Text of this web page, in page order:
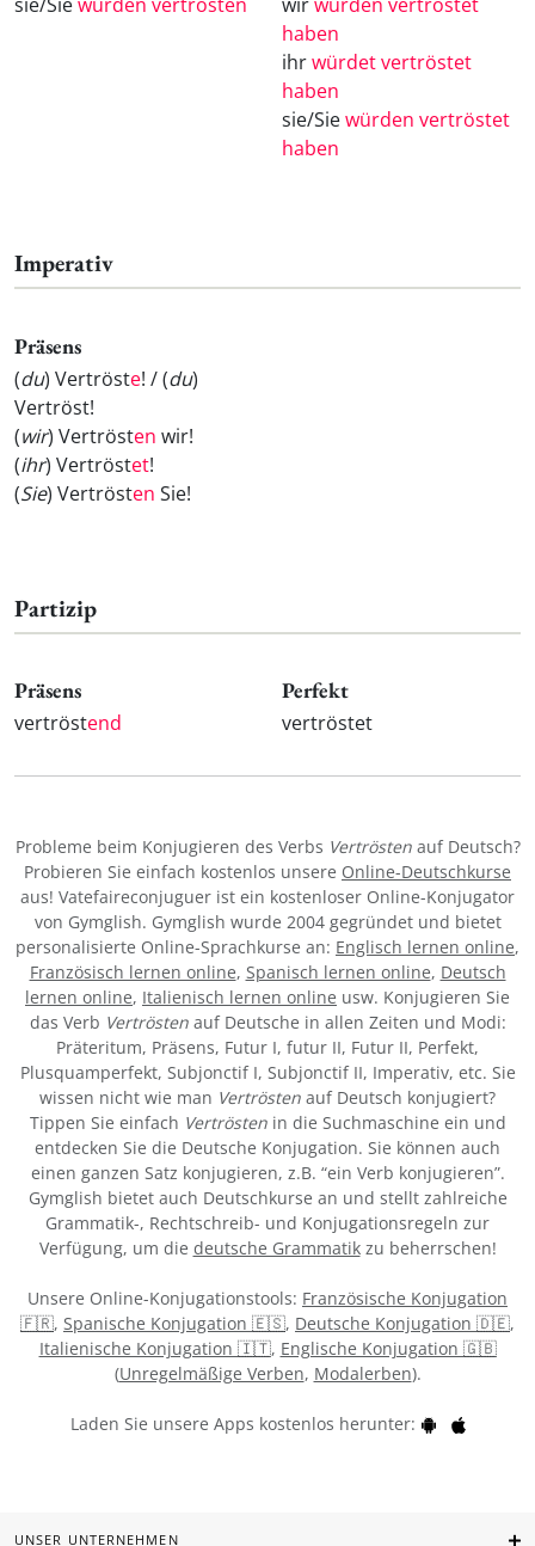
haben
ihrwürdet vertröstet
haben
sie/Siewürden vertröstet
haben
Imperativ
Präsens
(du) Vertröste! / (du)
Vertröst!
(wir) Vertrösten wir!
(ihr) Vertröstet!
(Sie) Vertrösten Sie!
Partizip
Präsens
vertröstend
Perfekt
vertröstet
Probleme beim Konjugieren des Verbs Vertröstenauf Deutsch?
Probieren Sie einfach kostenlos unsere Online-Deutschkurse
aus! Vatefaireconjuguer ist ein kostenloser Online-Konjugator
von Gymglish. Gymglish wurde 2004 gegründet und bietet
personalisierte Online-Sprachkurse an: Englisch lernen online,
Französisch lernen online, Spanisch lernen online, Deutsch
lernen online, Italienisch lernen online usw. Konjugieren Sie
das Verb Vertröstenauf Deutsche in allen Zeiten und Modi:
Präteritum, Präsens, Futur I, futur II, Futur II, Perfekt,
Plusquamperfekt, Subjonctif I, Subjonctif II, Imperativ, etc. Sie
wissen nicht wie man Vertrösten auf Deutsch konjugiert?
Tippen Sie einfach Vertröstenin die Suchmaschine ein und
entdecken Sie die Deutsche Konjugation. Sie können auch
einen ganzen Satz konjugieren, z.B. “ein Verb konjugieren”.
Gymglish bietet auch Deutschkurse an und stellt zahlreiche
Grammatik-, Rechtschreib- und Konjugationsregeln zur
Verfügung, um die deutsche Grammatikzu beherrschen!
Unsere Online-Konjugationstools: Französische Konjugation
🇫🇷, Spanische Konjugation 🇪🇸, Deutsche Konjugation 🇩🇪,
Italienische Konjugation 🇮🇹, Englische Konjugation 🇬🇧
(Unregelmäßige Verben, Modalerben).
Laden Sie unsere Apps kostenlos herunter:
UNSER UNTERNEHMEN